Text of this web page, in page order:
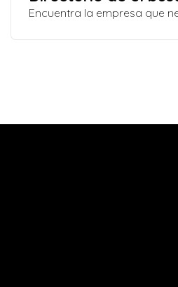
Encuentra la empresa que